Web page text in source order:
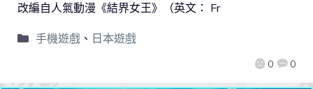
0 0
改編自人氣動漫《結界女王》（英文： Fr
手機遊戲、 日本遊戲